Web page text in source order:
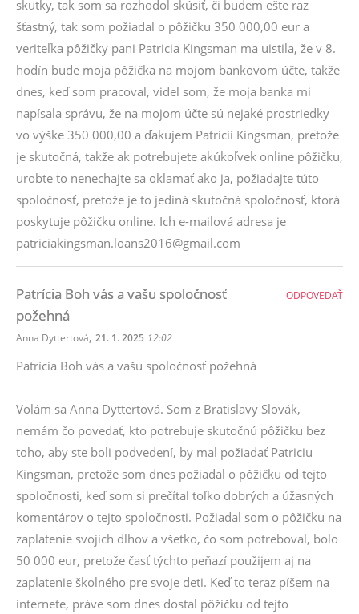
skutky, tak som sa rozhodol skúsiť, či budem ešte raz
šťastný, tak som požiadal o pôžičku 350 000,00 eur a
veriteľka pôžičky pani Patricia Kingsman ma uistila, že v 8.
hodín bude moja pôžička na mojom bankovom účte, takže
dnes, keď som pracoval, videl som, že moja banka mi
napísala správu, že na mojom účte sú nejaké prostriedky
vo výške 350 000,00 a ďakujem Patricii Kingsman, pretože
je skutočná, takže ak potrebujete akúkoľvek online pôžičku,
urobte to nenechajte sa oklamať ako ja, požiadajte túto
spoločnosť, pretože je to jediná skutočná spoločnosť, ktorá
poskytuje pôžičku online. Ich e-mailová adresa je
patriciakingsman.loans2016@gmail.com
Patrícia Boh vás a vašu spoločnosť
požehná
Anna Dyttertová, 21. 1. 2025 12:02
Patrícia Boh vás a vašu spoločnosť požehná
Volám sa Anna Dyttertová. Som z Bratislavy Slovák,
nemám čo povedať, kto potrebuje skutočnú pôžičku bez
toho, aby ste boli podvedení, by mal požiadať Patriciu
Kingsman, pretože som dnes požiadal o pôžičku od tejto
spoločnosti, keď som si prečítal toľko dobrých a úžasných
komentárov o tejto spoločnosti. Požiadal som o pôžičku na
zaplatenie svojich dlhov a všetko, čo som potreboval, bolo
50 000 eur, pretože časť týchto peňazí použijem aj na
zaplatenie školného pre svoje deti. Keď to teraz píšem na
internete, práve som dnes dostal pôžičku od tejto
ODPOVEDAŤ